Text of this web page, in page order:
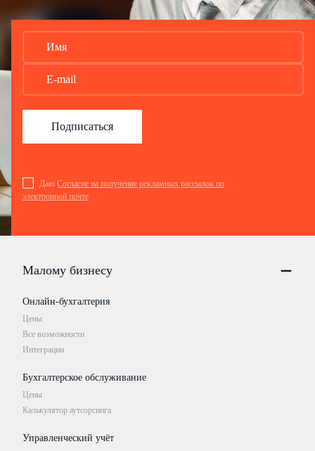
Даю Согласие на получение рекламных рассылок по
электронной почте
Подписаться
Малому бизнесу
Онлайн-бухгалтерия
Цены
Все возможности
Интеграции
Бухгалтерское обслуживание
Цены
Калькулятор аутсорсинга
Управленческий учёт